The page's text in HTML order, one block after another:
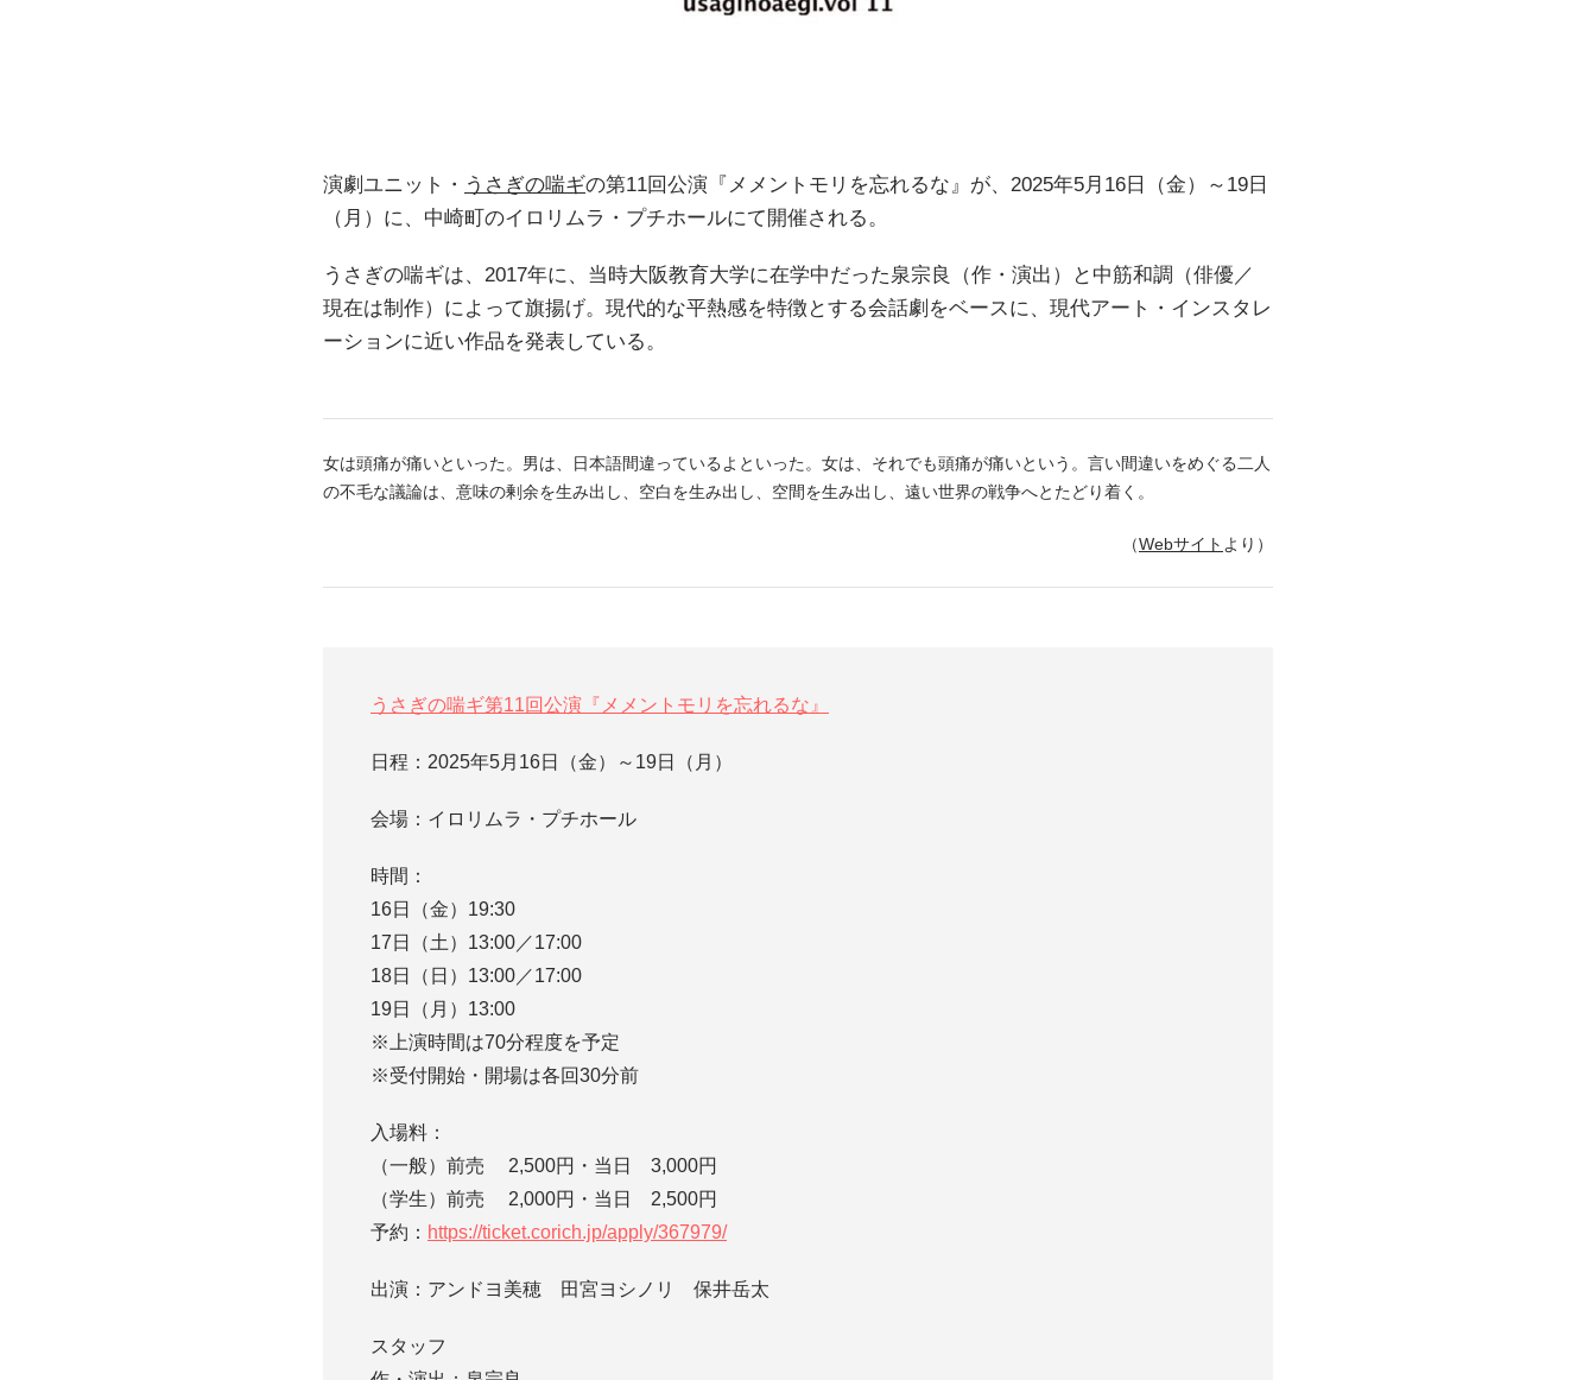
演劇ユニット・ うさぎの喘ギの第11回公演『メメントモリを忘れるな』が、2025年5月16日（金）～19日
（月）に、中崎町のイロリムラ・プチホールにて開催される。
うさぎの喘ギは、2017年に、当時大阪教育大学に在学中だった泉宗良（作・演出）と中筋和調（俳優／
現在は制作）によって旗揚げ。現代的な平熱感を特徴とする会話劇をベースに、現代アート・インスタレ
ーションに近い作品を発表している。
女は頭痛が痛いといった。男は、日本語間違っているよといった。女は、それでも頭痛が痛いという。言い間違いをめぐる二人
の不毛な議論は、意味の剰余を生み出し、空白を生み出し、空間を生み出し、遠い世界の戦争へとたどり着く。
（Webサイト より）
うさぎの喘ギ第11回公演『メメントモリを忘れるな』​
日程：​2025年5月16日（金）～19日（月）
会場：イロリムラ・プチホール
時間：
16日（金）19:30
17日（土）13:00／17:00
18日（日）13:00／17:00
19日（月）13:00
※上演時間は70分程度を予定
※受付開始・開場は各回30分前
入場料：
（一般）前売 2,500円・当日 3,000円
（学生）前売 2,000円・当日 2,500円
予約： https://ticket.corich.jp/apply/367979/
出演：アンドヨ美穂 田宮ヨシノリ 保井岳太
スタッフ